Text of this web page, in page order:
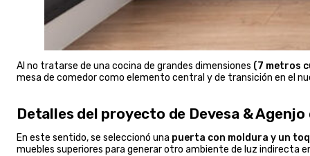
Al no tratarse de una cocina de grandes dimensiones (7 metros
mesa de comedor como elemento central y de transición en el
Detalles del proyecto de Devesa & Agenjo
En este sentido, se seleccionó una puerta con moldura y un
muebles superiores para generar otro ambiente de luz indirecta